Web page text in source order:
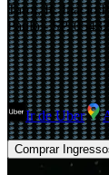
Tarot, R. Inácio
Paulo - SP,
Ir de Uber
Comprar